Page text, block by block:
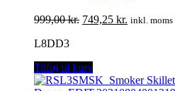
999,00kr. Den
999,00 kr..
749,25 kr. Den
inkl. moms
L8DD3
Tilføj til kurv